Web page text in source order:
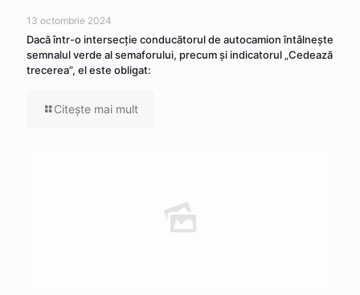
13 octombrie 2024
Dacă într-o intersecţie conducătorul de autocamion întâlneşte
semnalul verde al semaforului, precum şi indicatorul „Cedează
trecerea”, el este obligat:
Citeşte mai mult